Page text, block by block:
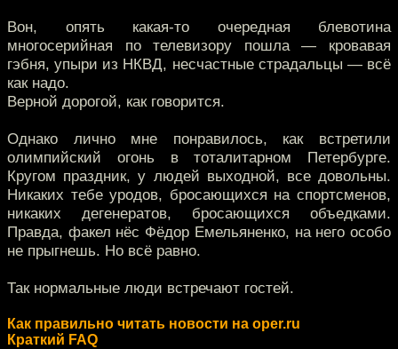
Вон, опять какая-то очередная блевотина
многосерийная по телевизору пошла — кровавая
гэбня, упыри из НКВД, несчастные страдальцы — всё
как надо.
Верной дорогой, как говорится.
Однако лично мне понравилось, как встретили
олимпийский огонь в тоталитарном Петербурге.
Кругом праздник, у людей выходной, все довольны.
Никаких тебе уродов, бросающихся на спортсменов,
никаких дегенератов, бросающихся объедками.
Правда, факел нёс Фёдор Емельяненко, на него особо
не прыгнешь. Но всё равно.
Так нормальные люди встречают гостей.
Как правильно читать новости на oper.ru
Краткий FAQ